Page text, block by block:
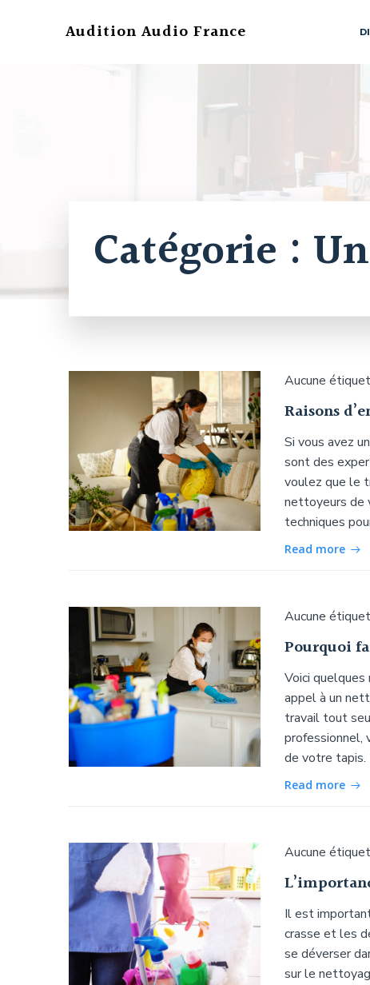
Audition Audio France
Catégorie :
Aucune
Raisons
Si vous avez
sont des
voulez que le
nettoyeurs de
techniques
Read more
Aucune
Pourquoi
Voici
appel à un
travail tout
professionnel,
de votre
Read more
Aucune
Il est
crasse et les
se déverser
sur le